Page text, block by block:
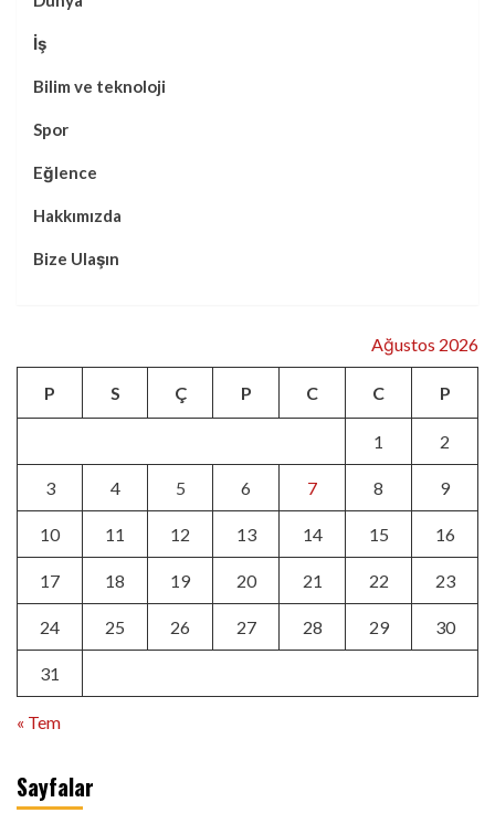
İş
Bilim ve teknoloji
Spor
Eğlence
Hakkımızda
Bize Ulaşın
Ağustos 2026
P S Ç P C C P
1 2
3 4 5 6 7 8 9
10 11 12 13 14 15 16
17 18 19 20 21 22 23
24 25 26 27 28 29 30
31
« Tem
Sayfalar